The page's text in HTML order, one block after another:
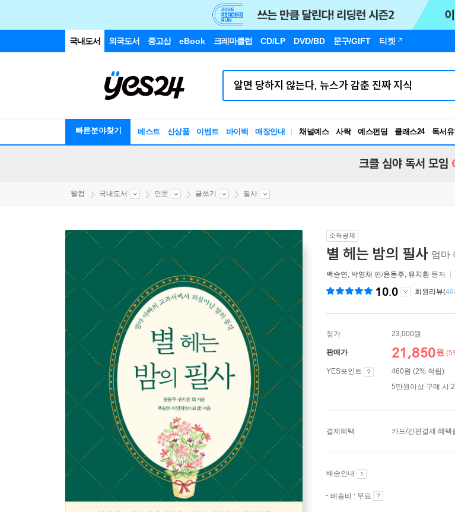
국내도서 외국도서 중고샵 eBook 크레마클럽 CD/LP DVD/BD 문구/GIFT 티켓
빠른분야찾기 베스트 신상품 이벤트 바이백 매장안내 채널예스 사락 예스펀딩 클래스24
RBTI
독서
크클 심야 독서 모임
웰컴 국내도서 인문 글쓰기 필사
소득공제
별 헤는 밤의 필사 엄마
백승연 , 박영채 편/윤동주, 유치환 등저
10.0 회원리뷰(48
정가 23,000원
판매가 21,850원
YES포인트
460원 (2% 적립)
5만원이상 구매 시
결제혜택 카드/간편결제 혜택
배송안내
배송비 : 무료